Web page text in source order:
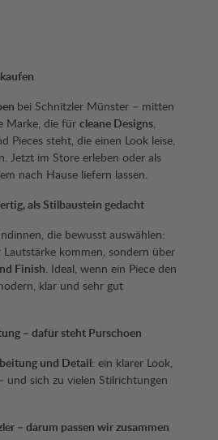
bei Schnitzler Münster – mitten
Marke, die für cleane Designs,
Pieces steht, die einen Look leise,
Jetzt im Store erleben oder als
nach Hause liefern lassen.
als Stilbaustein gedacht
die bewusst auswählen:
kommen, sondern über
Finish. Ideal, wenn ein Piece den
klar und sehr gut
– dafür steht Purschoen
und Detail: ein klarer Look,
und sich zu vielen Stilrichtungen
– darum passen wir zusammen